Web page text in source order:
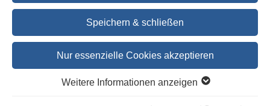
Speichern & schließen
Nur essenzielle Cookies akzeptieren
Weitere Informationen anzeigen